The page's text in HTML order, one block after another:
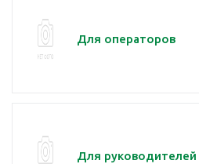
Для операторов
Для руководителей